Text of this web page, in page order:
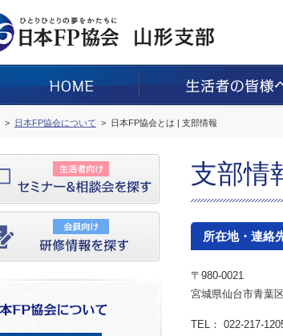
日本FP協会について 日本FP協会とは | 支部情報
支部情
所在地・連絡
〒980-0021
宮城県仙台市青葉
TEL： 022-217-